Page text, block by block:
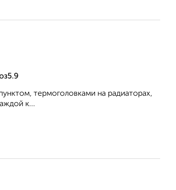
термоголовками на радиаторах,
к...